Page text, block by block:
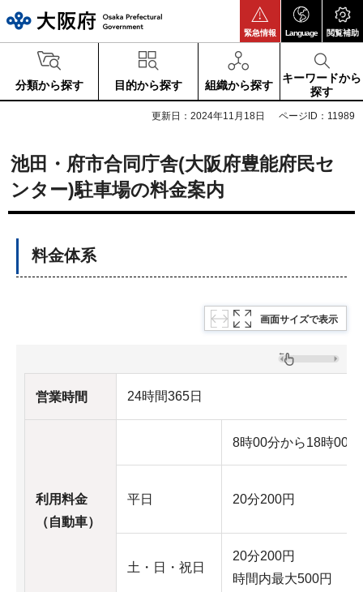
緊急情報 Language 閲覧補助
分類から探す 目的から探す 組織から探す
キーワードから
探す
更新日：2024年11月18日 ページID：11989
池田・府市合同庁舎(大阪府豊能府民セ
ンター)駐車場の料金案内
料金体系
画面サイズで表示
営業時間 24時間365日
利用料金
（自動車）
8時00分から18時00分
平日 20分200円
土・日・祝日
20分200円
時間内最大500円